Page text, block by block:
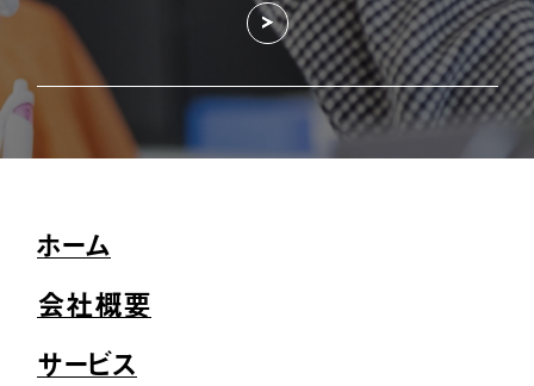
ホーム
会社概要
サービス